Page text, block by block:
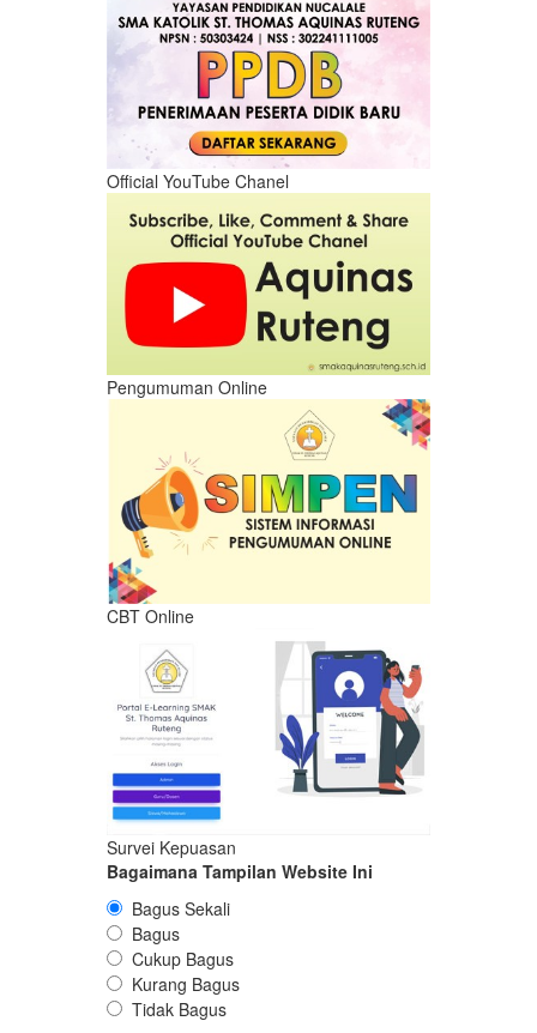
Official YouTube Chanel
Pengumuman Online
CBT Online
Survei Kepuasan
Bagaimana Tampilan Website Ini
Bagus Sekali
Bagus
Cukup Bagus
Kurang Bagus
Tidak Bagus